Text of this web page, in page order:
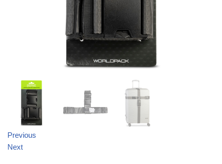
Previous
Next